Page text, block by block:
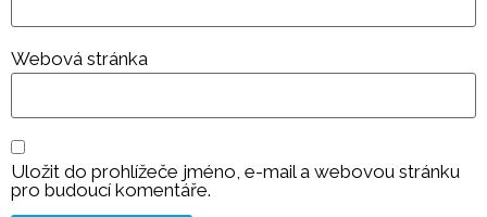
Webová stránka
Uložit do prohlížeče jméno, e-mail a webovou stránku
pro budoucí komentáře.